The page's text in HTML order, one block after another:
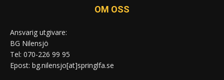
OM OSS
Ansvarig utgivare:
BG Nilensjö
Tel: 070-226 99 95
Epost: bg.nilensjo[at]springlfa.se